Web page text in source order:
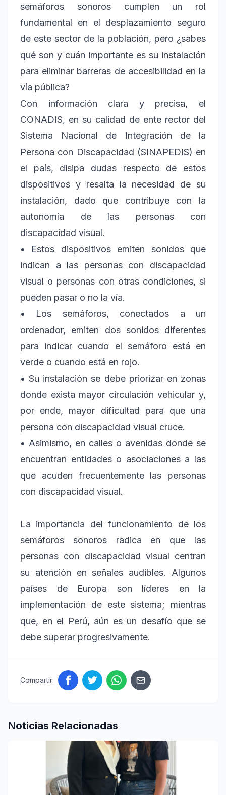
semáforos sonoros cumplen un rol
fundamental en el desplazamiento seguro
de este sector de la población, pero ¿sabes
qué son y cuán importante es su instalación
para eliminar barreras de accesibilidad en la
vía pública?
Con información clara y precisa, el
CONADIS, en su calidad de ente rector del
Sistema Nacional de Integración de la
Persona con Discapacidad (SINAPEDIS) en
el país, disipa dudas respecto de estos
dispositivos y resalta la necesidad de su
instalación, dado que contribuye con la
autonomía de las personas con
discapacidad visual.
• Estos dispositivos emiten sonidos que
indican a las personas con discapacidad
visual o personas con otras condiciones, si
pueden pasar o no la vía.
• Los semáforos, conectados a un
ordenador, emiten dos sonidos diferentes
para indicar cuando el semáforo está en
verde o cuando está en rojo.
• Su instalación se debe priorizar en zonas
donde exista mayor circulación vehicular y,
por ende, mayor dificultad para que una
persona con discapacidad visual cruce.
• Asimismo, en calles o avenidas donde se
encuentran entidades o asociaciones a las
que acuden frecuentemente las personas
con discapacidad visual.
La importancia del funcionamiento de los
semáforos sonoros radica en que las
personas con discapacidad visual centran
su atención en señales audibles. Algunos
países de Europa son líderes en la
implementación de este sistema; mientras
que, en el Perú, aún es un desafío que se
debe superar progresivamente.
Compartir:
Noticias Relacionadas